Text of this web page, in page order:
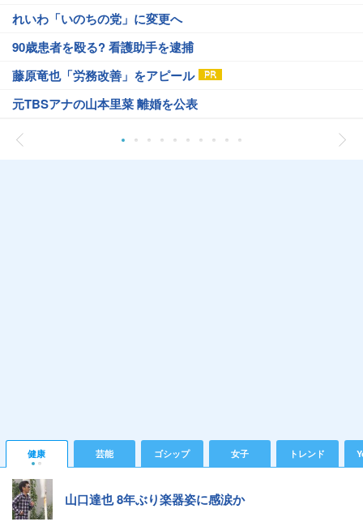
れいわ「いのちの党」に変更へ
90歳患者を殴る? 看護助手を逮捕
藤原竜也「労務改善」をアピール
元TBSアナの山本里菜 離婚を公表
健康 芸能 ゴシップ 女子 トレンド
山口達也 8年ぶり楽器姿に感涙か